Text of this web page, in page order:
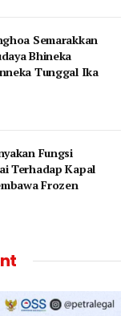
Semarakkan
Bhineka
Tunggal Ika
Fungsi
Terhadap Kapal
Frozen